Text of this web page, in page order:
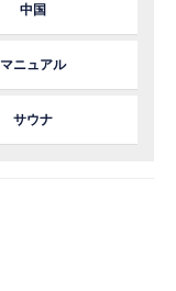
中国
マニュアル
サウナ